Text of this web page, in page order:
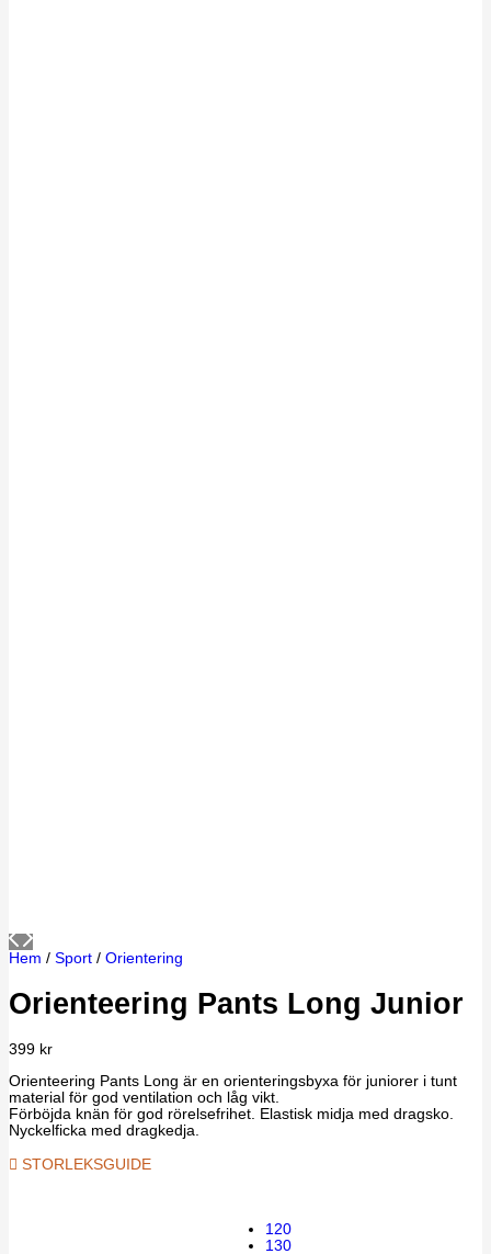
Hem / Sport / Orientering
Orienteering Pants Long Junior
399 kr
Orienteering Pants Long är en orienteringsbyxa för juniorer i tunt
material för god ventilation och låg vikt.
Förböjda knän för god rörelsefrihet. Elastisk midja med dragsko.
Nyckelficka med dragkedja.
STORLEKSGUIDE
120
130